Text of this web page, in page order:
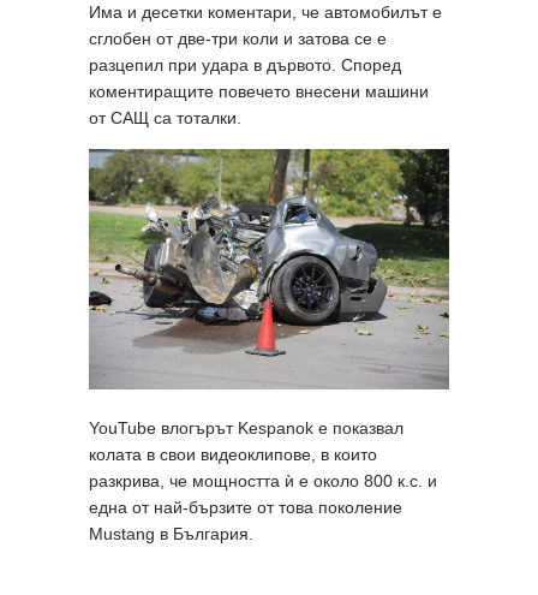
Има и десетки коментари, че автомобилът е
сглобен от две-три коли и затова се е
разцепил при удара в дървото. Според
коментиращите повечето внесени машини
от САЩ са тоталки.
YouTube влогърът Kespanok е показвал
колата в свои видеоклипове, в които
разкрива, че мощността ѝ е около 800 к.с. и
една от най-бързите от това поколение
Mustang в България.